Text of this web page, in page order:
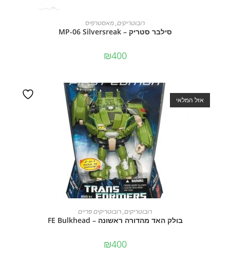
מידע נוסףרובוטריקים,מאסטרפיס
סילבר סטריק – MP-06 Silversreak
₪400
אזל המלאי
מידע נוסףרובוטריקים,רובוטריקים פריים
בולק האד מהדורה ראשונה – FE Bulkhead
₪400